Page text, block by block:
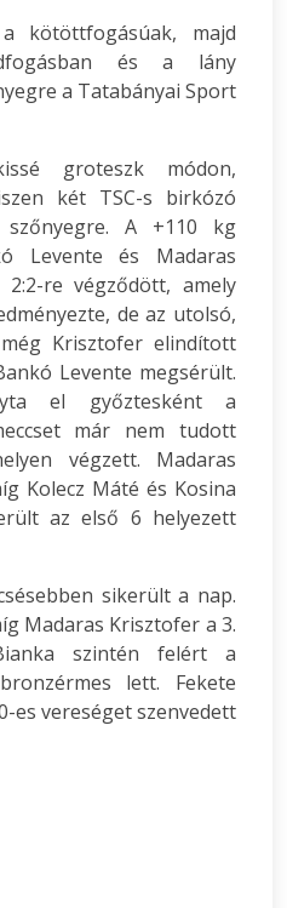
kötöttfogásúak, majd
és a lány
a Tatabányai Sport
groteszk módon,
két TSC-s birkózó
A +110 kg
Levente és Madaras
re végződött, amely
de az utolsó,
Krisztofer elindított
Levente megsérült.
el győztesként a
már nem tudott
végzett. Madaras
Kolecz Máté és Kosina
az első 6 helyezett
sikerült a nap.
Madaras Krisztofer a 3.
szintén felért a
lett. Fekete
es vereséget szenvedett